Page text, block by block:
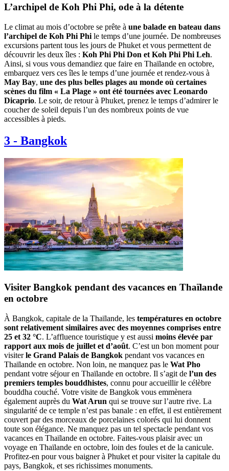
L’archipel de Koh Phi Phi, ode à la détente
Le climat au mois d’octobre se prête à une balade en bateau dans
l’archipel de Koh Phi Phi le temps d’une journée. De nombreuses
excursions partent tous les jours de Phuket et vous permettent de
découvrir les deux îles : Koh Phi Phi Don et Koh Phi Phi Leh.
Ainsi, si vous vous demandiez que faire en Thaïlande en octobre,
embarquez vers ces îles le temps d’une journée et rendez-vous à
May Bay, une des plus belles plages au monde où certaines
scènes du film « La Plage » ont été tournées avec Leonardo
Dicaprio. Le soir, de retour à Phuket, prenez le temps d’admirer le
coucher de soleil depuis l’un des nombreux points de vue
accessibles à pieds.
3 - Bangkok
Visiter Bangkok pendant des vacances en Thaïlande
en octobre
À Bangkok, capitale de la Thaïlande, les températures en octobre
sont relativement similaires avec des moyennes comprises entre
25 et 32 °C. L’affluence touristique y est aussi moins élevée par
rapport aux mois de juillet et d’août. C’est un bon moment pour
visiterle Grand Palais de Bangkok pendant vos vacances en
Thaïlande en octobre. Non loin, ne manquez pas le Wat Pho
pendant votre séjour en Thaïlande en octobre. Il s’agit de l’un des
premiers temples bouddhistes, connu pour accueillir le célèbre
bouddha couché. Votre visite de Bangkok vous emmènera
également auprès du Wat Arun qui se trouve sur l’autre rive. La
singularité de ce temple n’est pas banale : en effet, il est entièrement
couvert par des morceaux de porcelaines colorés qui lui donnent
toute son élégance. Ne manquez pas un tel spectacle pendant vos
vacances en Thaïlande en octobre. Faites-vous plaisir avec un
voyage en Thaïlande en octobre, loin des foules et de la canicule.
Profitez-en pour vous baigner à Phuket et pour visiter la capitale du
pays, Bangkok, et ses richissimes monuments.